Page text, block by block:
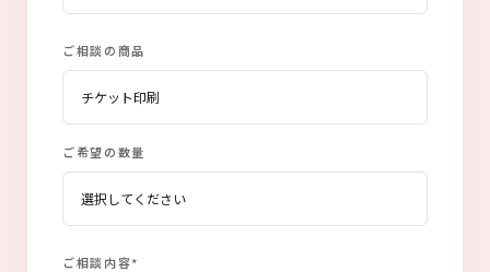
ご相談の商品
ご希望の数量
ご相談内容*